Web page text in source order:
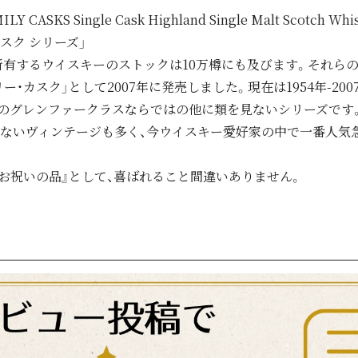
CASKS Single Cask Highland Single Malt Scotch
ク シリーズ」
するウイスキーのストックは10万樽にも及びます。それら
ー・カスク」として2007年に発売しました。現在は1954年-
グレンファークラスならではの他に類を見ないシリーズです
いヴィンテージも多く、今ウイスキー愛好家の中で一番人
祝いの品』として、喜ばれること間違いありません。